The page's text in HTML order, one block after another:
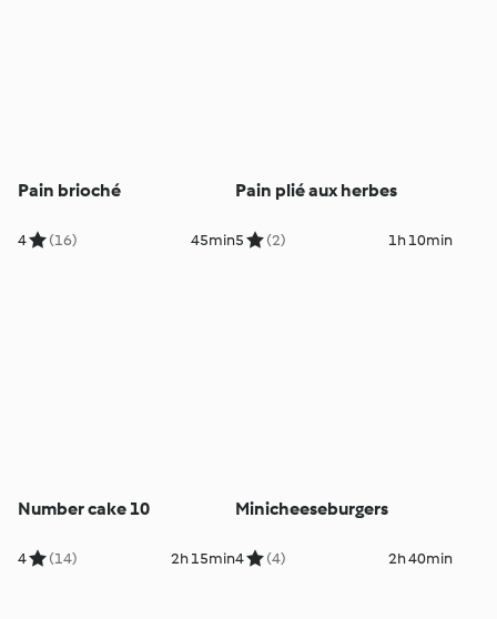
Pain brioché
4 (16) 45min
Pain plié aux herbes
5 (2) 1h 10min
Number cake 10
4 (14) 2h 15min
Minicheeseburgers
4 (4) 2h 40min